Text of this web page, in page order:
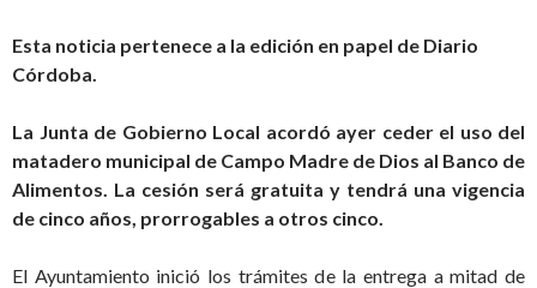
Esta noticia pertenece a la edición en papel de Diario
Córdoba.
La Junta de Gobierno Local acordó ayer ceder el uso del
matadero municipal de Campo Madre de Dios al Banco de
Alimentos. La cesión será gratuita y tendrá una vigencia
de cinco años, prorrogables a otros cinco.
El Ayuntamiento inició los trámites de la entrega a mitad de